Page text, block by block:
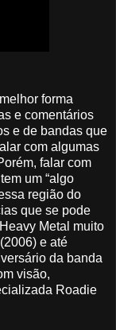
forma
e comentários
e de bandas que
com algumas
falar com
um “algo
região do
que se pode
Metal muito
e até
da banda
visão,
Roadie